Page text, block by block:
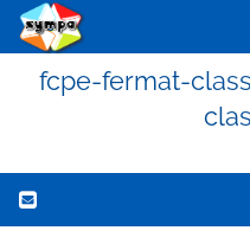
fcpe-fermat-